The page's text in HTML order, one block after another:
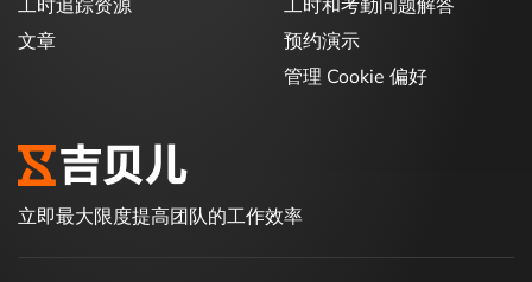
工时追踪资源
文章
工时和考勤问题解答
预约演示
管理 Cookie 偏好
立即最大限度提高团队的工作效率